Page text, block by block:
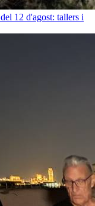
12 d'agost: tallers i